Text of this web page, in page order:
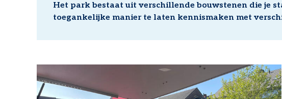
Het park bestaat uit verschillende bouwstenen die je
toegankelijke manier te laten kennismaken met